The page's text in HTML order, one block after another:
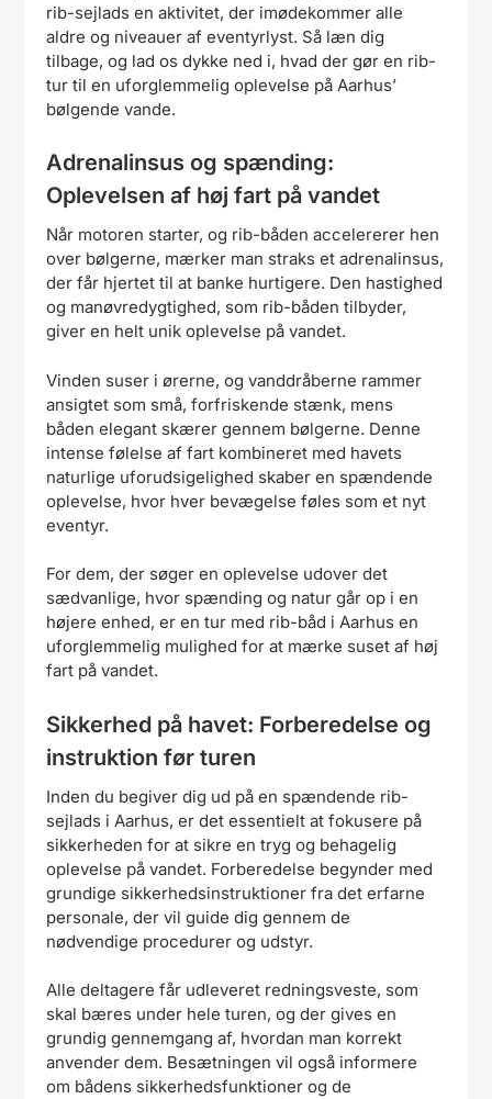
rib-sejlads en aktivitet, der imødekommer alle
aldre og niveauer af eventyrlyst. Så læn dig
tilbage, og lad os dykke ned i, hvad der gør en rib-
tur til en uforglemmelig oplevelse på Aarhus’
bølgende vande.
Adrenalinsus og spænding:
Oplevelsen af høj fart på vandet
Når motoren starter, og rib-båden accelererer hen
over bølgerne, mærker man straks et adrenalinsus,
der får hjertet til at banke hurtigere. Den hastighed
og manøvredygtighed, som rib-båden tilbyder,
giver en helt unik oplevelse på vandet.
Vinden suser i ørerne, og vanddråberne rammer
ansigtet som små, forfriskende stænk, mens
båden elegant skærer gennem bølgerne. Denne
intense følelse af fart kombineret med havets
naturlige uforudsigelighed skaber en spændende
oplevelse, hvor hver bevægelse føles som et nyt
eventyr.
For dem, der søger en oplevelse udover det
sædvanlige, hvor spænding og natur går op i en
højere enhed, er en tur med rib-båd i Aarhus en
uforglemmelig mulighed for at mærke suset af høj
fart på vandet.
Sikkerhed på havet: Forberedelse og
instruktion før turen
Inden du begiver dig ud på en spændende rib-
sejlads i Aarhus, er det essentielt at fokusere på
sikkerheden for at sikre en tryg og behagelig
oplevelse på vandet. Forberedelse begynder med
grundige sikkerhedsinstruktioner fra det erfarne
personale, der vil guide dig gennem de
nødvendige procedurer og udstyr.
Alle deltagere får udleveret redningsveste, som
skal bæres under hele turen, og der gives en
grundig gennemgang af, hvordan man korrekt
anvender dem. Besætningen vil også informere
om bådens sikkerhedsfunktioner og de